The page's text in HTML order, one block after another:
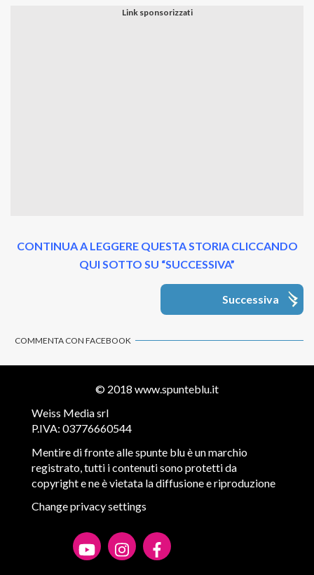
CONTINUA A LEGGERE QUESTA STORIA CLICCANDO
QUI SOTTO SU “SUCCESSIVA”
Successiva
COMMENTA CON FACEBOOK
© 2018 www.spunteblu.it
Weiss Media srl
P.IVA: 03776660544
Mentire di fronte alle spunte blu è un marchio
registrato, tutti i contenuti sono protetti da
copyright e ne è vietata la diffusione e riproduzione
Change privacy settings